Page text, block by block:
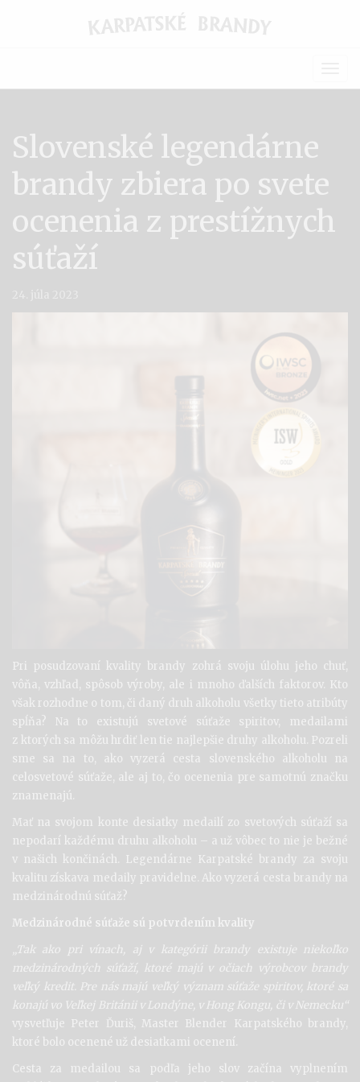
Slovenské legendárne
brandy zbiera po svete
ocenenia z prestížnych
súťaží
Pri posudzovaní kvality brandy zohrá svoju úlohu jeho chuť,
vôňa, vzhľad, spôsob výroby, ale i mnoho ďalších faktorov. Kto
však rozhodne o tom, či daný druh alkoholu všetky tieto atribúty
spĺňa? Na to existujú svetové súťaže spiritov, medailami
z ktorých sa môžu hrdiť len tie najlepšie druhy alkoholu. Pozreli
sme sa na to, ako vyzerá cesta slovenského alkoholu na
celosvetové súťaže, ale aj to, čo ocenenia pre samotnú značku
znamenajú.
Mať na svojom konte desiatky medailí zo svetových súťaží sa
nepodarí každému druhu alkoholu – a už vôbec to nie je bežné
v našich končinách. Legendárne Karpatské brandy za svoju
kvalitu získava medaily pravidelne. Ako vyzerá cesta brandy na
medzinárodnú súťaž?
Medzinárodné súťaže sú potvrdením kvality
„Tak ako pri vínach, aj v kategórii brandy existuje niekoľko
medzinárodných súťaží, ktoré majú v očiach výrobcov brandy
veľký kredit. Pre nás majú veľký význam súťaže spiritov, ktoré sa
konajú vo Veľkej Británii v Londýne, v Hong Kongu, či v Nemecku“
vysvetľuje Peter Ďuriš, Master Blender Karpatského brandy,
ktoré bolo ocenené už desiatkami ocenení.
Cesta za medailou sa podľa jeho slov začína vyplnením